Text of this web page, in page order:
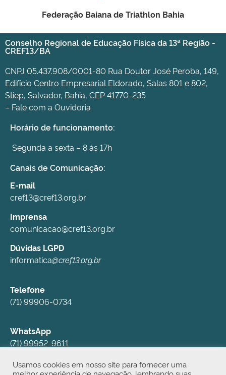
Federação Baiana de Triathlon Bahia
Conselho Regional de Educação Física da 13ª Região -
CREF13/BA
CNPJ 05.437.908/0001-80 Rua Doutor José Peroba, 149,
Edifício Centro Empresarial Eldorado, Salas 801 e 802,
Stiep, Salvador, Bahia, CEP 41770-235
– Fale com a Ouvidoria
Horário de funcionamento:
Segunda a sexta – 8 às 17h
Canais de Comunicação:
E-mail
cref13@cref13.org.br
Imprensa
comunicacao@cref13.org.br
Dúvidas LGPD
informatica@cref13.org.br
Telefone
(71) 99906-0734
WhatsApp
(71) 99952-9611
Redes Sociais
Usamos cookies em nosso site para fornecer uma